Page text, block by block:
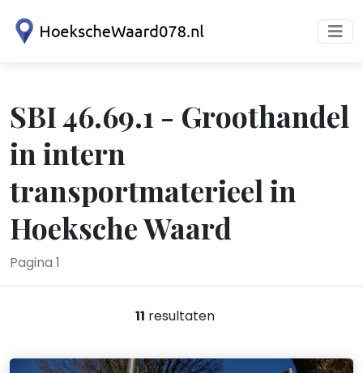
SBI 46.69.1 - Groothandel
in intern
transportmaterieel in
Hoeksche Waard
Pagina 1
11 resultaten